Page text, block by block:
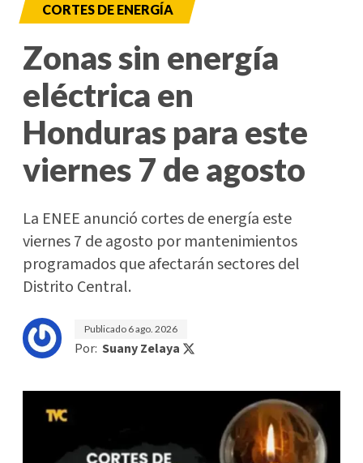
CORTES DE ENERGÍA
Zonas sin energía
eléctrica en
Honduras para este
viernes 7 de agosto
La ENEE anunció cortes de energía este
viernes 7 de agosto por mantenimientos
programados que afectarán sectores del
Distrito Central.
Publicado 6 ago. 2026
Por: Suany Zelaya